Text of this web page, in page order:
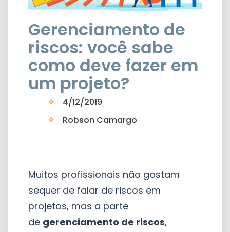
Gerenciamento de
riscos: você sabe
como deve fazer em
um projeto?
4/12/2019
Robson Camargo
Muitos profissionais não gostam
sequer de falar de riscos em
projetos, mas a parte
de gerenciamento de riscos,